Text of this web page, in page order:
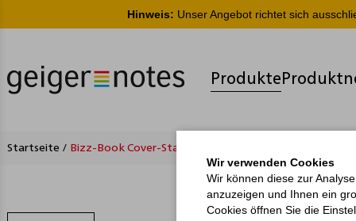
Hinweis: Unser Angebot richtet sich
Produkte
Startseite / Bizz-Book Cover-Star Bestseller
Wir verwenden Cookies
Wir können diese zur
anzuzeigen und Ihnen ein
Cookies öffnen Sie die